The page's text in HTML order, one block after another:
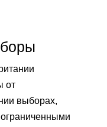
от
выборах,